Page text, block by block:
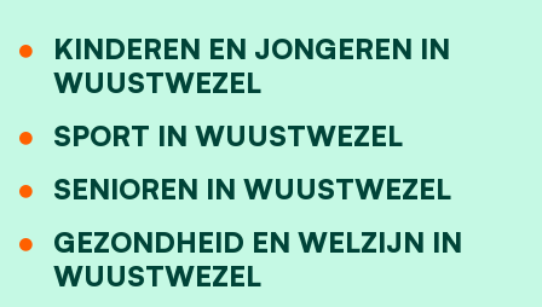
KINDEREN EN JONGEREN IN
WUUSTWEZEL
SPORT IN WUUSTWEZEL
SENIOREN IN WUUSTWEZEL
GEZONDHEID EN WELZIJN IN
WUUSTWEZEL